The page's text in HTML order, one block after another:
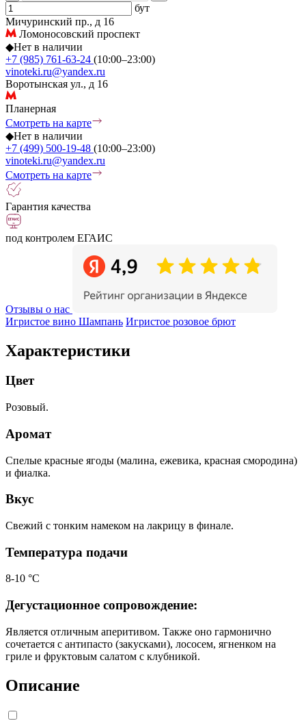
бут
Мичуринский пр., д 16
Ломоносовский проспект
◆Нет в наличии
+7 (985) 761-63-24 (10:00–23:00)
vinoteki.ru@yandex.ru
Воротынская ул., д 16
Планерная
Смотреть на карте
◆Нет в наличии
+7 (499) 500-19-48 (10:00–23:00)
vinoteki.ru@yandex.ru
Смотреть на карте
Гарантия качества
под контролем ЕГАИС
Отзывы о нас
Игристое вино Шампань Игристое розовое брют
Характеристики
Цвет
Розовый.
Аромат
Спелые красные ягоды (малина, ежевика, красная смородина)
и фиалка.
Вкус
Свежий с тонким намеком на лакрицу в финале.
Температура подачи
8-10 °С
Дегустационное сопровождение:
Является отличным аперитивом. Также оно гармонично
сочетается с антипасто (закусками), лососем, ягненком на
гриле и фруктовым салатом с клубникой.
Описание